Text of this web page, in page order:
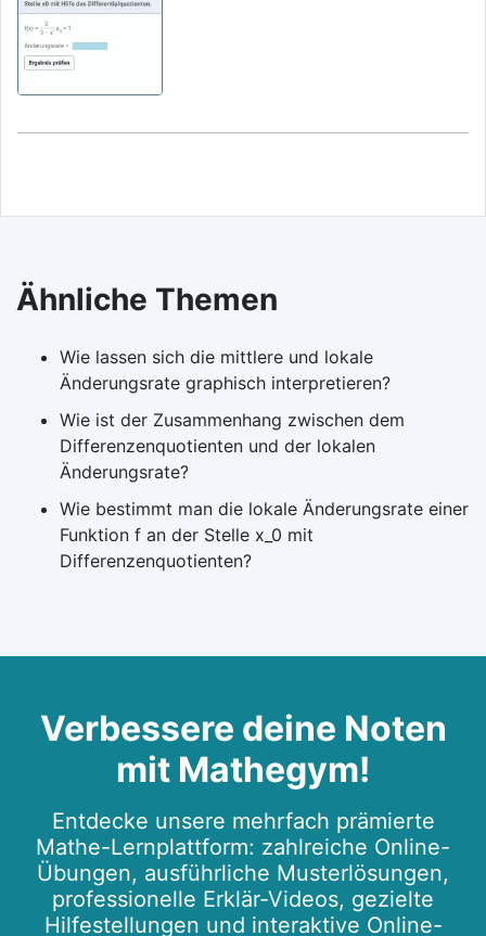
Ähnliche Themen
Wie lassen sich die mittlere und lokale
Änderungsrate graphisch interpretieren?
Wie ist der Zusammenhang zwischen dem
Differenzenquotienten und der lokalen
Änderungsrate?
Wie bestimmt man die lokale Änderungsrate einer
Funktion f an der Stelle x_0 mit
Differenzenquotienten?
Verbessere deine Noten
mit Mathegym!
Entdecke unsere mehrfach prämierte
Mathe-Lernplattform: zahlreiche Online-
Übungen, ausführliche Musterlösungen,
professionelle Erklär-Videos, gezielte
Hilfestellungen und interaktive Online-